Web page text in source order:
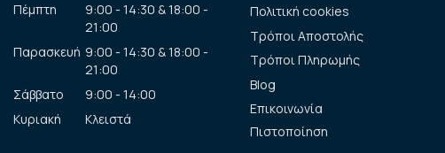
Πέμπτη
9:00 - 14:30 & 18:00 -
21:00
Παρασκευή 9:00 - 14:30 & 18:00 -
21:00
Σάββατο
9:00 - 14:00
Κυριακή
Κλειστά
Πολιτική cookies
Τρόποι Αποστολής
Τρόποι Πληρωμής
Blog
Επικοινωνία
Πιστοποίηση